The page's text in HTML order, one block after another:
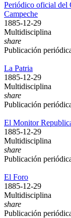
Periódico oficial del
Campeche
1885-12-29
Multidisciplina
share
Publicación
La Patria
1885-12-29
Multidisciplina
share
Publicación
El Monitor
1885-12-29
Multidisciplina
share
Publicación
El Foro
1885-12-29
Multidisciplina
share
Publicación